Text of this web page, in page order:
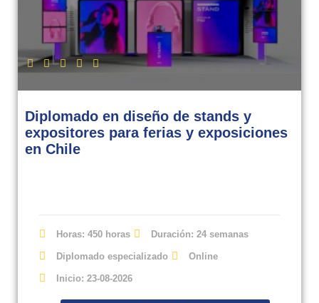
Diplomado en diseño de stands y
expositores para ferias y exposiciones
en Chile
Horas: 450 horas Duración: 24 semanas
Diplomado especializado Online
Inicio: 23-08-2026